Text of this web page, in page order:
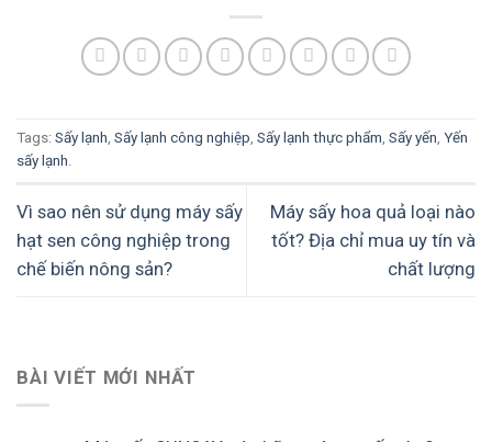
Tags: Sấy lạnh, Sấy lạnh công nghiệp, Sấy lạnh thực phẩm, Sấy yến, Yến
sấy lạnh.
Vì sao nên sử dụng máy sấy
hạt sen công nghiệp trong
chế biến nông sản?
Máy sấy hoa quả loại nào
tốt? Địa chỉ mua uy tín và
chất lượng
BÀI VIẾT MỚI NHẤT